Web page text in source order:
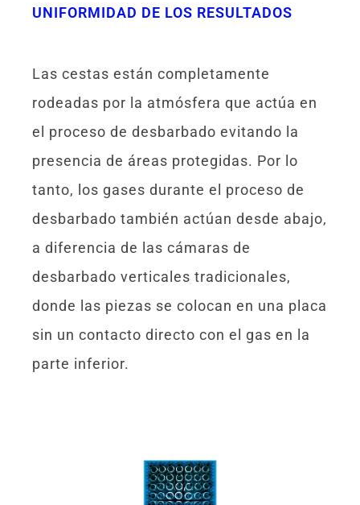
UNIFORMIDAD DE LOS RESULTADOS
Las cestas están completamente
rodeadas por la atmósfera que actúa en
el proceso de desbarbado evitando la
presencia de áreas protegidas. Por lo
tanto, los gases durante el proceso de
desbarbado también actúan desde abajo,
a diferencia de las cámaras de
desbarbado verticales tradicionales,
donde las piezas se colocan en una placa
sin un contacto directo con el gas en la
parte inferior.